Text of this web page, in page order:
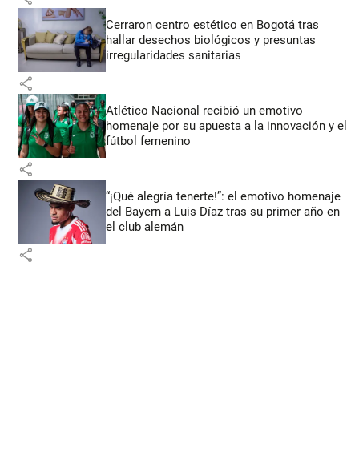
Cerraron centro estético en Bogotá tras
hallar desechos biológicos y presuntas
irregularidades sanitarias
share
Atlético Nacional recibió un emotivo
homenaje por su apuesta a la innovación y el
fútbol femenino
share
“¡Qué alegría tenerte!”: el emotivo homenaje
del Bayern a Luis Díaz tras su primer año en
el club alemán
share